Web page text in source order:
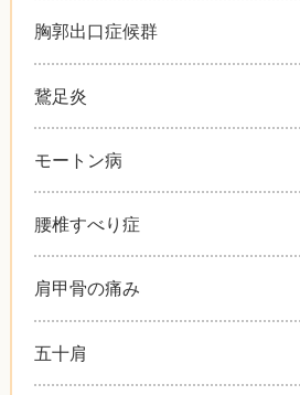
胸郭出口症候群
鵞足炎
モートン病
腰椎すべり症
肩甲骨の痛み
五十肩